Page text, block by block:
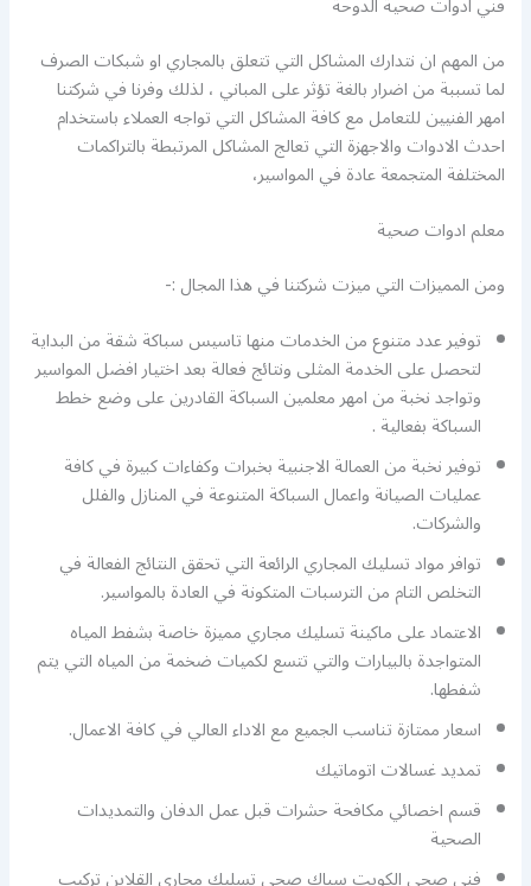
من المهم ان نتدارك المشاكل التي تتعلق بالمجاري او شبكات الصرف
لما تسببة من اضرار بالغة تؤثر على المباني ، لذلك وفرنا في شركتنا
امهر الفنيين للتعامل مع كافة المشاكل التي تواجه العملاء باستخدام
احدث الادوات والاجهزة التي تعالج المشاكل المرتبطة بالتراكمات
المختلفة المتجمعة عادة في المواسير،
معلم ادوات صحية
ومن المميزات التي ميزت شركتنا في هذا المجال :-
توفير عدد متنوع من الخدمات منها تاسيس سباكة شقة من البداية
لتحصل على الخدمة المثلى ونتائج فعالة بعد اختيار افضل المواسير
وتواجد نخبة من امهر معلمين السباكة القادرين على وضع خطط
السباكة بفعالية .
توفير نخبة من العمالة الاجنبية بخبرات وكفاءات كبيرة في كافة
عمليات الصيانة واعمال السباكة المتنوعة في المنازل والفلل
والشركات.
توافر مواد تسليك المجاري الرائعة التي تحقق النتائج الفعالة في
التخلص التام من الترسبات المتكونة في العادة بالمواسير.
الاعتماد على ماكينة تسليك مجاري مميزة خاصة بشفط المياه
المتواجدة بالبيارات والتي تتسع لكميات ضخمة من المياه التي يتم
شفطها.
اسعار ممتازة تناسب الجميع مع الاداء العالي في كافة الاعمال.
تمديد غسالات اتوماتيك
قسم اخصائي مكافحة حشرات قبل عمل الدفان والتمديدات
الصحية